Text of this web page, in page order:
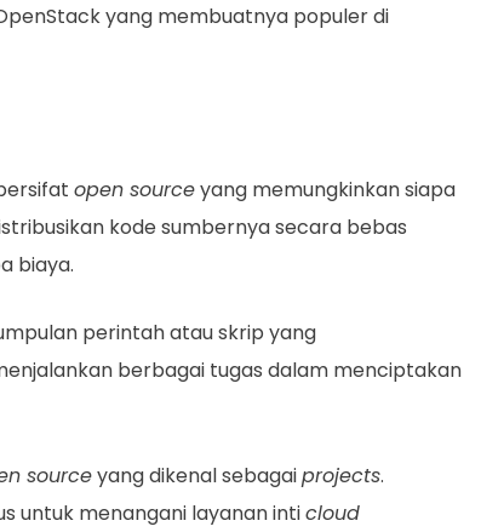
yang membuatnya populer di
open sourceyang memungkinkan siapa
kode sumbernya secara bebas
biaya.
perintah atau skrip yang
berbagai tugas dalam menciptakan
sourceyang dikenal sebagaiprojects.
untuk menangani layanan inticloud